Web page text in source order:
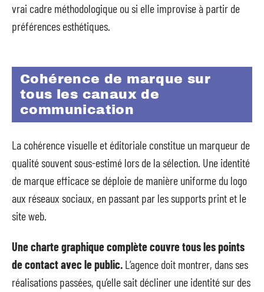
vrai cadre méthodologique ou si elle improvise à partir de
préférences esthétiques.
Cohérence de marque sur
tous les canaux de
communication
La cohérence visuelle et éditoriale constitue un marqueur de
qualité souvent sous-estimé lors de la sélection. Une identité
de marque efficace se déploie de manière uniforme du logo
aux réseaux sociaux, en passant par les supports print et le
site web.
Une charte graphique complète couvre tous les points
de contact avec le public. L’agence doit montrer, dans ses
réalisations passées, qu’elle sait décliner une identité sur des